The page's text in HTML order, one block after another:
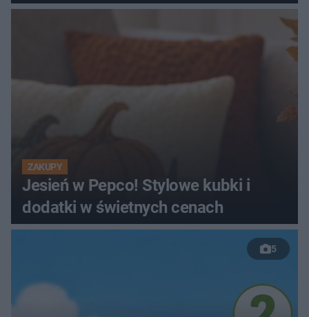
ZAKUPY
Jesień w Pepco! Stylowe kubki i
dodatki w świetnych cenach
5